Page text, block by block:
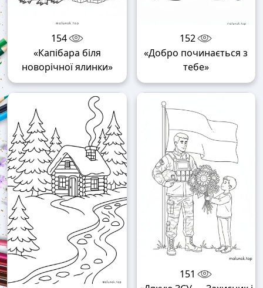
154
«Капібара біля
новорічної ялинки»
152
«Добро починається з
тебе»
151